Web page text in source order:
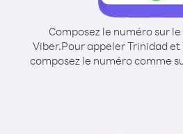
Composez le numéro sur
Viber.Pour appeler Trinidad et
composez le numéro comme